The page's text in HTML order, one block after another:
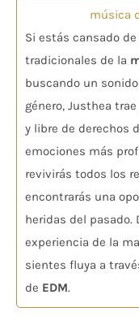
música
Si estás cansado
tradicionales de la
buscando un
género, Justhea
y libre de derechos
emociones más
revivirás todos los
encontrarás una
heridas del
experiencia de la
sientes fluya a
de EDM.